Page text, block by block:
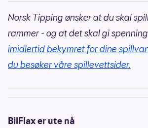
Norsk Tipping ønsker at du skal
rammer - og at det skal gi
imidlertid bekymret for dine
du besøker våre spillevettsider.
BilFlax er ute nå